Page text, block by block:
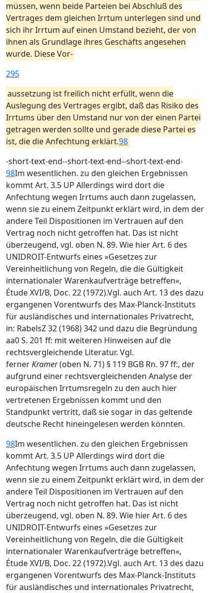
müssen, wenn beide Parteien bei Abschluß des
Vertrages dem gleichen Irrtum unterlegen sind und
sich ihr Irrtum auf einen Umstand bezieht, der von
ihnen als Grundlage ihres Geschäfts angesehen
wurde. Diese Vor-
295
aussetzung ist freilich nicht erfüllt, wenn die
Auslegung des Vertrages ergibt, daß das Risiko des
Irrtums über den Umstand nur von der einen Partei
getragen werden sollte und gerade diese Partei es
ist, die die Anfechtung erklärt.98
-short-text-end--short-text-end--short-text-end-
98Im wesentlichen. zu den gleichen Ergebnissen
kommt Art. 3.5 UP Allerdings wird dort die
Anfechtung wegen Irrtums auch dann zugelassen,
wenn sie zu einem Zeitpunkt erklärt wird, in dem der
andere Teil Dispositionen im Vertrauen auf den
Vertrag noch nicht getroffen hat. Das ist nicht
überzeugend, vgl. oben N. 89. Wie hier Art. 6 des
UNIDROIT-Entwurfs eines »Gesetzes zur
Vereinheitlichung von Regeln, die die Gültigkeit
internationaler Warenkaufverträge betreffen«,
Étude XVI/B, Doc. 22 (1972).Vgl. auch Art. 13 des dazu
ergangenen Vorentwurfs des Max-Planck-Instituts
für ausländisches und internationales Privatrecht,
in: RabelsZ 32 (1968) 342 und dazu die Begründung
aa0 S. 201 ff: mit weiteren Hinweisen auf die
rechtsvergleichende Literatur. Vgl.
fernerKramer(oben N. 71) § 119 BGB Rn. 97 ff:, der
aufgrund einer rechtsvergleichenden Analyse der
europäischen Irrtumsregeln zu den auch hier
vertretenen Ergebnissen kommt und den
Standpunkt vertritt, daß sie sogar in das geltende
deutsche Recht hineingelesen werden könnten.
98Im wesentlichen. zu den gleichen Ergebnissen
kommt Art. 3.5 UP Allerdings wird dort die
Anfechtung wegen Irrtums auch dann zugelassen,
wenn sie zu einem Zeitpunkt erklärt wird, in dem der
andere Teil Dispositionen im Vertrauen auf den
Vertrag noch nicht getroffen hat. Das ist nicht
überzeugend, vgl. oben N. 89. Wie hier Art. 6 des
UNIDROIT-Entwurfs eines »Gesetzes zur
Vereinheitlichung von Regeln, die die Gültigkeit
internationaler Warenkaufverträge betreffen«,
Étude XVI/B, Doc. 22 (1972).Vgl. auch Art. 13 des dazu
ergangenen Vorentwurfs des Max-Planck-Instituts
für ausländisches und internationales Privatrecht,